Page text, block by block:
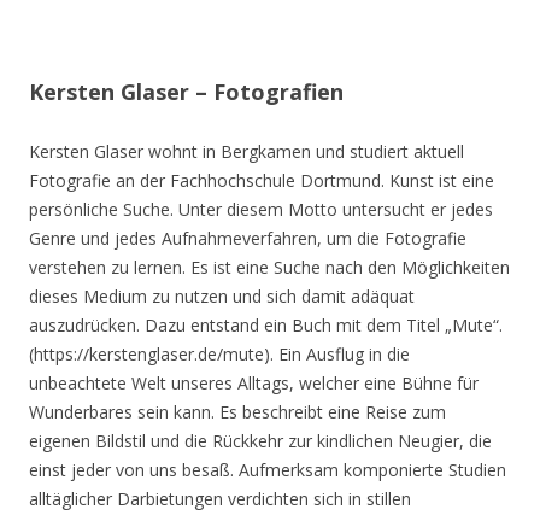
Kersten Glaser – Fotografien
Kersten Glaser wohnt in Bergkamen und studiert aktuell
Fotografie an der Fachhochschule Dortmund. Kunst ist eine
persönliche Suche. Unter diesem Motto untersucht er jedes
Genre und jedes Aufnahmeverfahren, um die Fotografie
verstehen zu lernen. Es ist eine Suche nach den Möglichkeiten
dieses Medium zu nutzen und sich damit adäquat
auszudrücken. Dazu entstand ein Buch mit dem Titel „Mute“.
(https://kerstenglaser.de/mute). Ein Ausflug in die
unbeachtete Welt unseres Alltags, welcher eine Bühne für
Wunderbares sein kann. Es beschreibt eine Reise zum
eigenen Bildstil und die Rückkehr zur kindlichen Neugier, die
einst jeder von uns besaß. Aufmerksam komponierte Studien
alltäglicher Darbietungen verdichten sich in stillen